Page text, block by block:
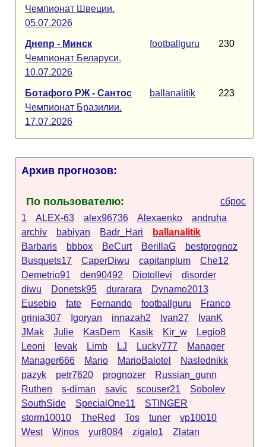
Чемпионат Швеции.
05.07.2026
Днепр - Минск
Чемпионат Беларуси.
10.07.2026
footballguru 230
Ботафого РЖ - Сантос
Чемпионат Бразилии.
17.07.2026
ballanalitik 223
Архив прогнозов:
По пользователю:
сброс
1
ALEX-63 alex96736 Alexaenko
andruha
archiv
babiyan Badr_Hari
ballanalitik
Barbaris
bbbox BeCurt BerillaG
bestprognoz
Busquets17
CaperDiwu capitanplum
Che12
Demetrio91
den90492 Diotollevi
disorder
diwu
Donetsk95 durarara
Dynamo2013
Eusebio
fate Fernando footballguru
Franco
grinia307
Igoryan innazah2 Ivan27
IvanK
JMak
Julie KasDem Kasik Kir_w
Legio8
Leoni
levak Limb LJ Lucky777
Manager
Manager666
Mario MarioBalotel
Naslednikk
pazyk
petr7620 prognozer
Russian_gunn
Ruthen
s-diman savic scouser21
Sobolev
SouthSide
SpecialOne11
STINGER
storm10010
TheRed Tos tuner
vp10010
West
Winos yur8084 zigalo1 Zlatan